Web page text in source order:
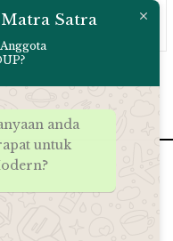
Satra
anda
untuk